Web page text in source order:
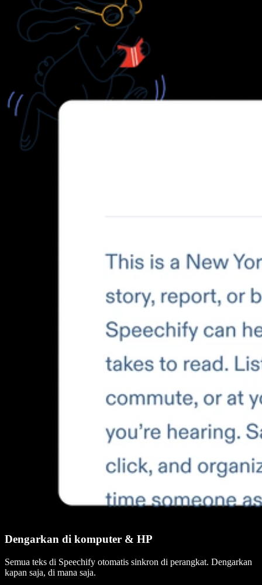
Dengarkan di komputer & HP
Semua teks di Speechify otomatis sinkron di perangkat. Dengarkan
kapan saja, di mana saja.